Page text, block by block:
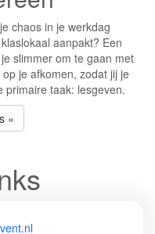
chaos in je werkdag
aanpakt? Een
slimmer om te gaan met
je afkomen, zodat jij je
primaire taak: lesgeven.
»